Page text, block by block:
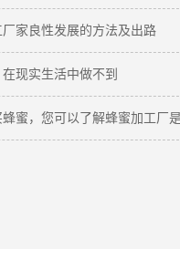
家良性发展的方法及出路
现实生活中做不到
蜜，您可以了解蜂蜜加工厂